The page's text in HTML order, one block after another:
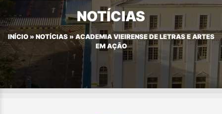
NOTÍCIAS
INÍCIO» NOTÍCIAS»ACADEMIA VIEIRENSE DE LETRAS E ARTES
EM AÇÃO